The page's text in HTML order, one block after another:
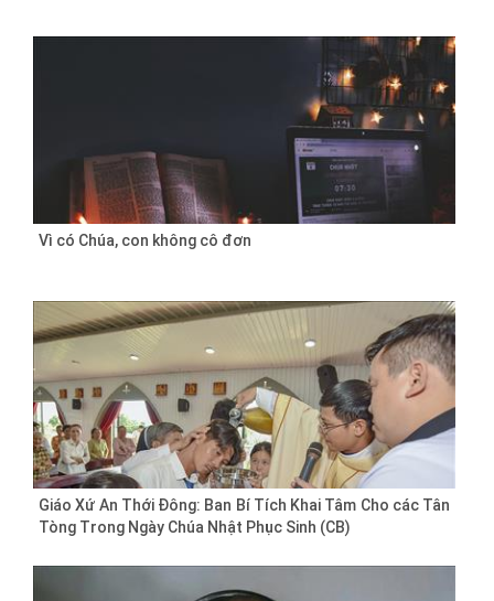
Vì có Chúa, con không cô đơn
Giáo Xứ An Thới Đông: Ban Bí Tích Khai Tâm Cho các Tân
Tòng Trong Ngày Chúa Nhật Phục Sinh (CB)